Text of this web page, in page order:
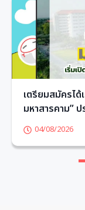
เตรียมสมัครได้
มหาสารคาม”
04/08/2026